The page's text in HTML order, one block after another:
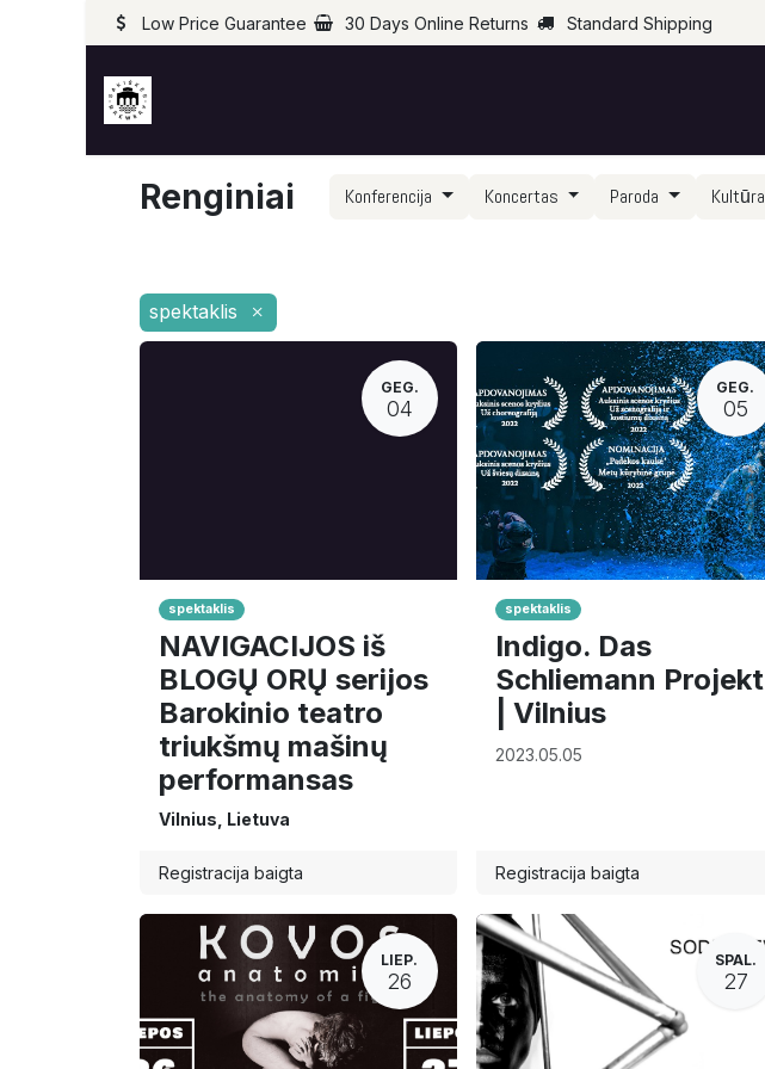
Low Price Guarantee 30 Days Online Returns Standard Shipping
Renginiai Konferencija Koncertas Paroda Kultūra
spektaklis ×
GEG.
04
spektaklis
NAVIGACIJOS iš
BLOGŲ ORŲ serijos
Barokinio teatro
triukšmų mašinų
performansas
Vilnius Lietuva
Registracija baigta
GEG.
05
spektaklis
Indigo. Das
Schliemann Projekt
| Vilnius
2023.05.05
Registracija baigta
LIEP.
26
SPAL.
27